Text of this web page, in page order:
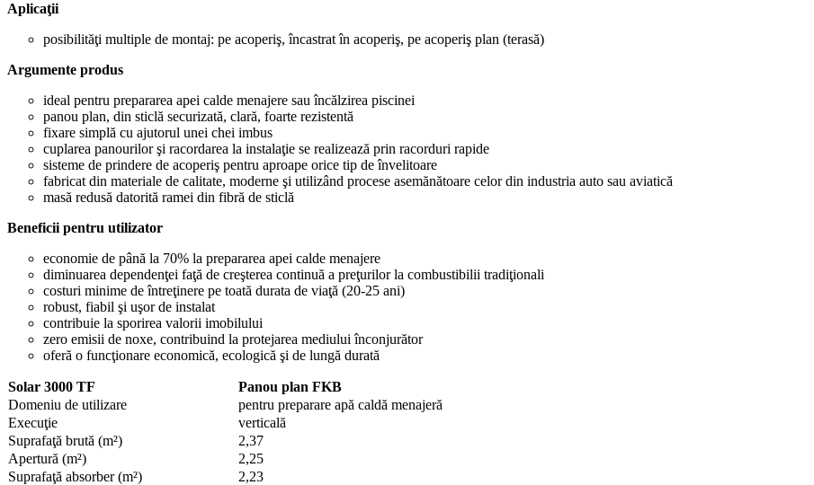
Aplicaţii
posibilităţi multiple de montaj: pe acoperiş, încastrat în acoperiş, pe acoperiş plan (terasă)
Argumente produs
ideal pentru prepararea apei calde menajere sau încălzirea piscinei
panou plan, din sticlă securizată, clară, foarte rezistentă
fixare simplă cu ajutorul unei chei imbus
cuplarea panourilor şi racordarea la instalaţie se realizează prin racorduri rapide
sisteme de prindere de acoperiş pentru aproape orice tip de învelitoare
fabricat din materiale de calitate, moderne şi utilizând procese asemănătoare celor din industria auto sau aviatică
masă redusă datorită ramei din fibră de sticlă
Beneficii pentru utilizator
economie de până la 70% la prepararea apei calde menajere
diminuarea dependenţei faţă de creşterea continuă a preţurilor la combustibilii tradiţionali
costuri minime de întreţinere pe toată durata de viaţă (20-25 ani)
robust, fiabil şi uşor de instalat
contribuie la sporirea valorii imobilului
zero emisii de noxe, contribuind la protejarea mediului înconjurător
oferă o funcţionare economică, ecologică şi de lungă durată
Solar 3000 TF
Panou plan FKB
Domeniu de utilizare
pentru preparare apă caldă menajeră
Execuţie
verticală
Suprafaţă brută (m²)
2,37
Apertură (m²)
2,25
Suprafaţă absorber (m²)
2,23